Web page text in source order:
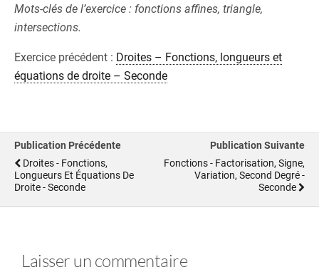
Mots-clés de l’exercice : fonctions affines, triangle,
intersections.
Exercice précédent : Droites – Fonctions, longueurs et
équations de droite – Seconde
Publication Précédente
Droites - Fonctions,
Longueurs Et Équations De
Droite - Seconde
Publication Suivante
Fonctions - Factorisation, Signe,
Variation, Second Degré -
Seconde
Laisser un commentaire